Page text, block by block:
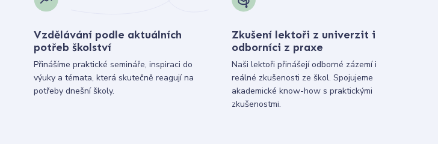
Vzdělávání podle aktuálních
potřeb školství
Přinášíme praktické semináře, inspiraci do
výuky a témata, která skutečně reagují na
potřeby dnešní školy.
Zkušení lektoři z univerzit i
odborníci z praxe
Naši lektoři přinášejí odborné zázemí i
reálné zkušenosti ze škol. Spojujeme
akademické know-how s praktickými
zkušenostmi.